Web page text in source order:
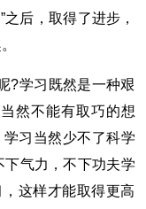
之后，取得了进步，
?学习既然是一种艰
然不能有取巧的想
学习当然少不了科学
下气力，不下功夫学
这样才能取得更高